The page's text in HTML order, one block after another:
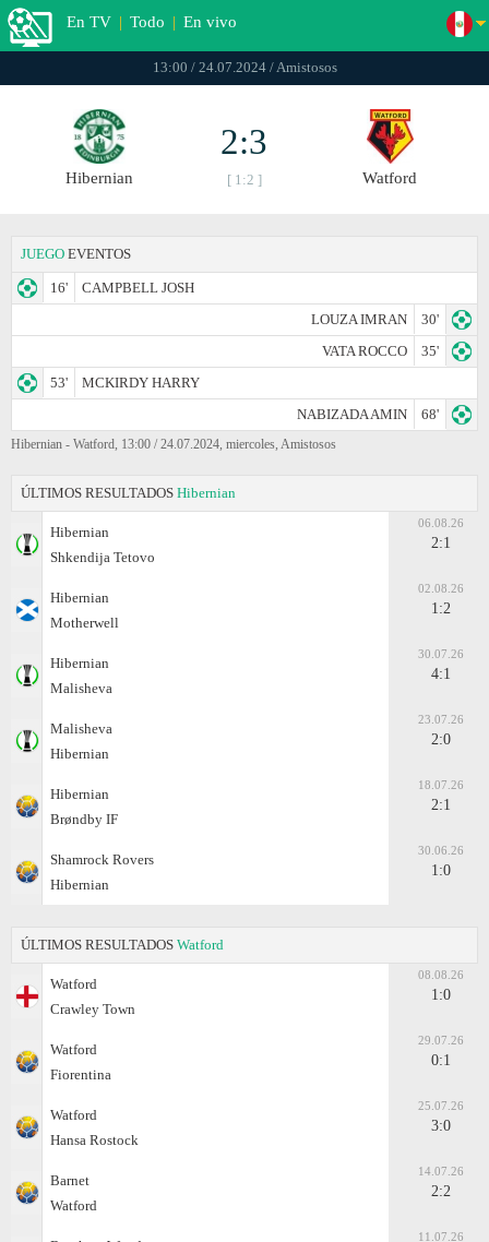
En TV | Todo | En vivo
13:00 / 24.07.2024 / Amistosos
Hibernian
2:3
[ 1:2 ] Watford
JUEGO EVENTOS
16'
CAMPBELL JOSH
LOUZA IMRAN
30'
VATA ROCCO
35'
53'
MCKIRDY HARRY
NABIZADA AMIN
68'
Hibernian - Watford, 13:00 / 24.07.2024, miercoles, Amistosos
ÚLTIMOS RESULTADOS Hibernian
Hibernian
Shkendija Tetovo
06.08.26
2:1
Hibernian
Motherwell
02.08.26
1:2
Hibernian
Malisheva
30.07.26
4:1
Malisheva
Hibernian
23.07.26
2:0
Hibernian
Brøndby IF
18.07.26
2:1
Shamrock Rovers
Hibernian
30.06.26
1:0
ÚLTIMOS RESULTADOS Watford
Watford
Crawley Town
08.08.26
1:0
Watford
Fiorentina
29.07.26
0:1
Watford
Hansa Rostock
25.07.26
3:0
Barnet
Watford
14.07.26
2:2
11.07.26